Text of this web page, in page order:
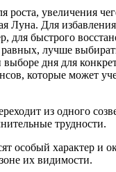
роста, увеличения
Луна. Для
для быстрого
лучше
дня для
которые может
из одного
трудности.
особый характер и
их видимости.